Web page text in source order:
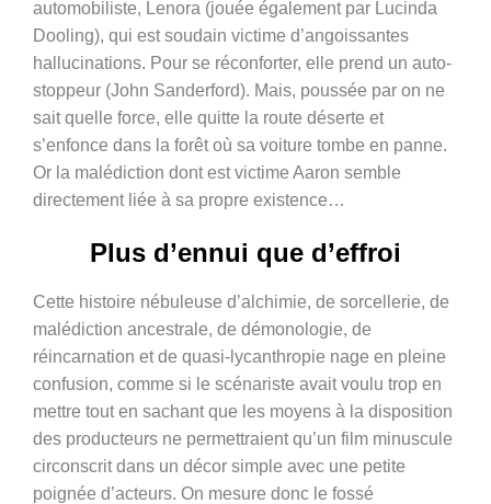
automobiliste, Lenora (jouée également par Lucinda
Dooling), qui est soudain victime d’angoissantes
hallucinations. Pour se réconforter, elle prend un auto-
stoppeur (John Sanderford). Mais, poussée par on ne
sait quelle force, elle quitte la route déserte et
s’enfonce dans la forêt où sa voiture tombe en panne.
Or la malédiction dont est victime Aaron semble
directement liée à sa propre existence…
Plus d’ennui que d’effroi
Cette histoire nébuleuse d’alchimie, de sorcellerie, de
malédiction ancestrale, de démonologie, de
réincarnation et de quasi-lycanthropie nage en pleine
confusion, comme si le scénariste avait voulu trop en
mettre tout en sachant que les moyens à la disposition
des producteurs ne permettraient qu’un film minuscule
circonscrit dans un décor simple avec une petite
poignée d’acteurs. On mesure donc le fossé